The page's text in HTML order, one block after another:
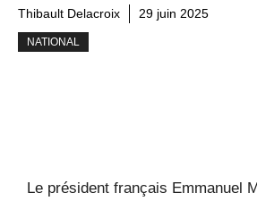
Thibault Delacroix 29 juin 2025
NATIONAL
Le président français Emmanuel